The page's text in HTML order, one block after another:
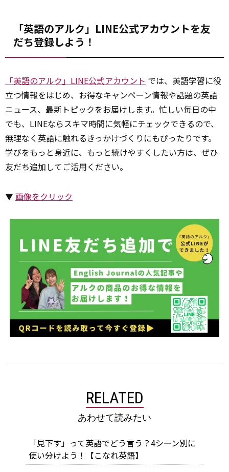
「英語のアルク」LINE公式アカウントを友
だち登録しよう！
「英語のアルク」LINE公式アカウント では、英語学習に役
立つ情報をはじめ、お得なキャンペーン情報や話題の英語
ニュース、最新トピックをお届けします。忙しい毎日の中
でも、LINEならスキマ時間に気軽にチェックできるので、
無理なく英語に触れるきっかけづくりにもぴったりです。
学びをもっと身近に、もっと続けやすくしたい方は、ぜひ
友だち追加してご活用ください。
▼画像をクリック
RELATED
あわせて読みたい
「見下す」って英語でどう言う？4シーン別に
使い分けよう！【こなれ英語】